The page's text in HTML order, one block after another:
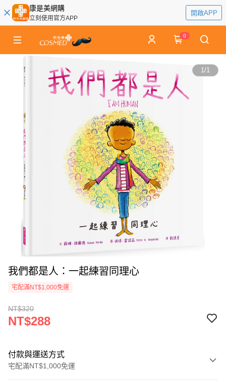
康是美網購
立刻使用官方APP
開啟APP
0
1/1
我們都是人：一起練習同理心
宅配滿NT$1,000免運
NT$320
NT$288
付款與運送方式
宅配滿NT$1,000免運